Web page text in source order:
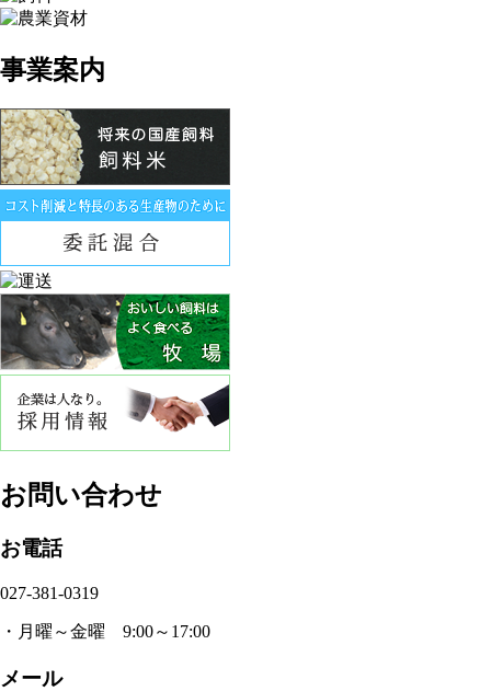
事業案内
お問い合わせ
お電話
027-381-0319
・月曜～金曜 9:00～17:00
メール